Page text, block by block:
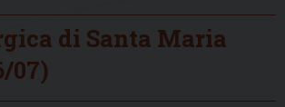
di Santa Maria
07)